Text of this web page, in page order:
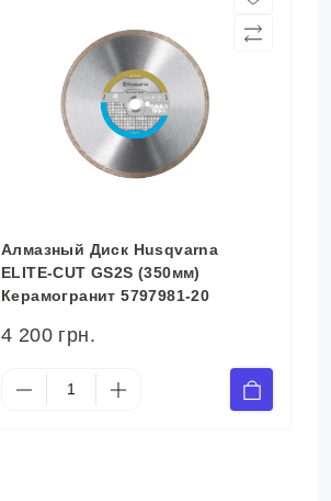
Алмазный Диск Husqvarna
ELITE-CUT GS2S (350мм)
Керамогранит 5797981-20
4 200 грн.